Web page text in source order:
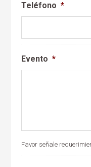
Teléfono *
Evento *
Favor señale